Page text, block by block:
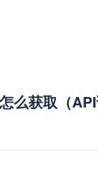
么获取（API